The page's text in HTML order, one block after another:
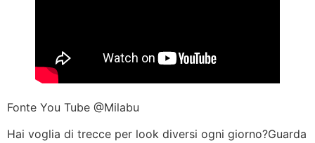
Fonte You Tube @Milabu
Hai voglia di trecce per look diversi ogni giorno?Guarda